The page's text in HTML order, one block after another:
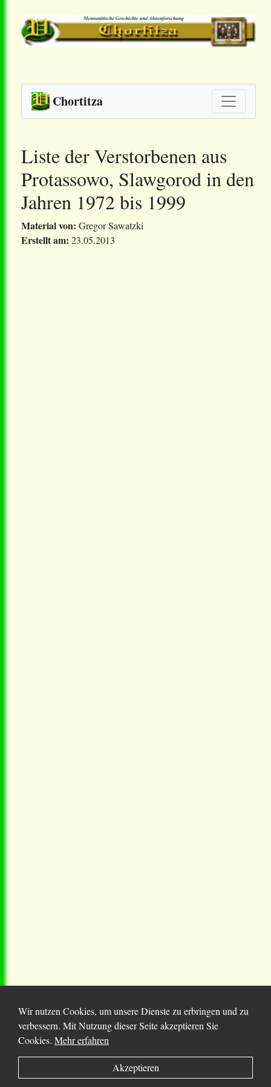
Chortitza
Liste der Verstorbenen aus
Protassowo, Slawgorod in den
Jahren 1972 bis 1999
Material von: Gregor Sawatzki
Erstellt am: 23.05.2013
© 2025 Chortitza.org | Supported byD. F. Plett
Historical Research Foundation Inc.
Wir nutzen Cookies, um unsere Dienste zu erbringen und zu
verbessern. Mit Nutzung dieser Seite akzeptieren Sie
Cookies. Mehr erfahren
Akzeptieren